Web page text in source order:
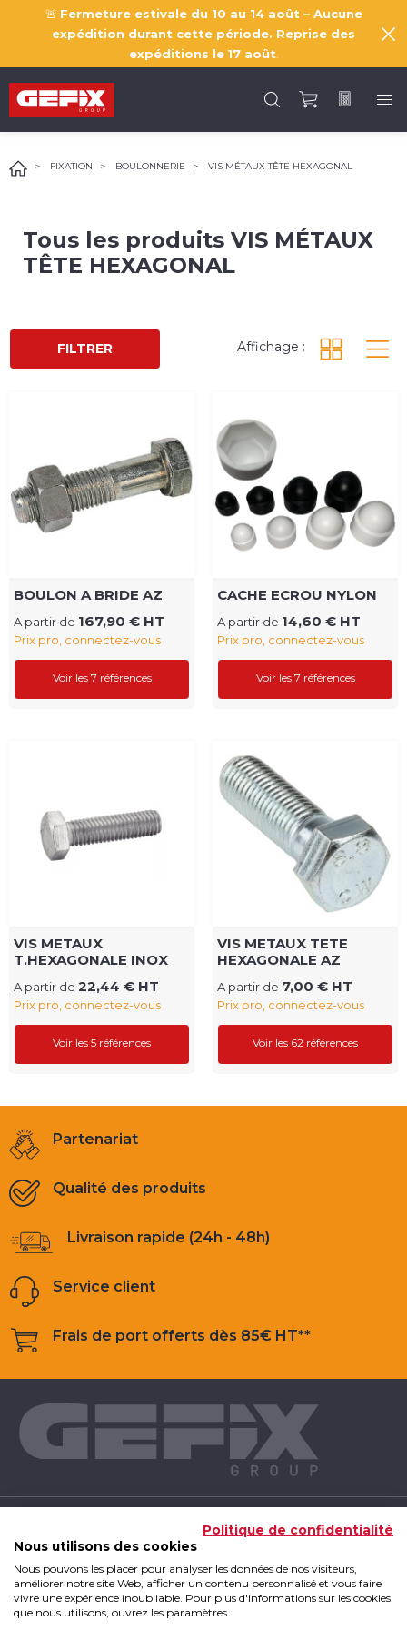
🚨 Fermeture estivale du 10 au 14 août – Aucune
expédition durant cette période. Reprise des
expéditions le 17 août
FIXATION BOULONNERIE VIS MÉTAUX TÊTE HEXAGONAL
Tous les produits VIS MÉTAUX
TÊTE HEXAGONAL
FILTRER Affichage :
BOULON A BRIDE AZ
A partir de 167,90 € HT
Prix pro, connectez-vous
Voir les 7 références
CACHE ECROU NYLON
A partir de 14,60 € HT
Prix pro, connectez-vous
Voir les 7 références
VIS METAUX
T.HEXAGONALE INOX
A partir de 22,44 € HT
Prix pro, connectez-vous
Voir les 5 références
VIS METAUX TETE
HEXAGONALE AZ
A partir de 7,00 € HT
Prix pro, connectez-vous
Voir les 62 références
Partenariat
Qualité des produits
Livraison rapide (24h - 48h)
Service client
Frais de port offerts dès 85€ HT**
INFOS UTILES
Politique de confidentialité
Nous utilisons des cookies
Nous pouvons les placer pour analyser les données de nos visiteurs,
améliorer notre site Web, afficher un contenu personnalisé et vous faire
vivre une expérience inoubliable. Pour plus d'informations sur les cookies
que nous utilisons, ouvrez les paramètres.